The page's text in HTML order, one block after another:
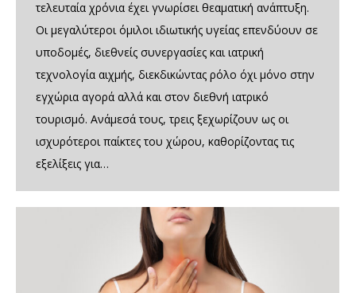
τελευταία χρόνια έχει γνωρίσει θεαματική ανάπτυξη.
Οι μεγαλύτεροι όμιλοι ιδιωτικής υγείας επενδύουν σε
υποδομές, διεθνείς συνεργασίες και ιατρική
τεχνολογία αιχμής, διεκδικώντας ρόλο όχι μόνο στην
εγχώρια αγορά αλλά και στον διεθνή ιατρικό
τουρισμό. Ανάμεσά τους, τρεις ξεχωρίζουν ως οι
ισχυρότεροι παίκτες του χώρου, καθορίζοντας τις
εξελίξεις για…